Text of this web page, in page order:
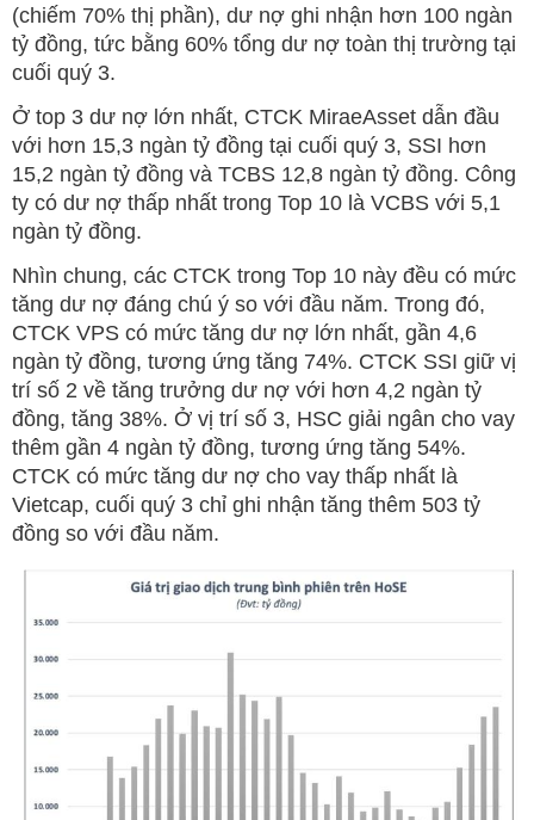
(chiếm 70% thị phần), dư nợ ghi nhận hơn 100 ngàn
tỷ đồng, tức bằng 60% tổng dư nợ toàn thị trường tại
cuối quý 3.
Ở top 3 dư nợ lớn nhất, CTCK MiraeAsset dẫn đầu
với hơn 15,3 ngàn tỷ đồng tại cuối quý 3, SSI hơn
15,2 ngàn tỷ đồng và TCBS 12,8 ngàn tỷ đồng. Công
ty có dư nợ thấp nhất trong Top 10 là VCBS với 5,1
ngàn tỷ đồng.
Nhìn chung, các CTCK trong Top 10 này đều có mức
tăng dư nợ đáng chú ý so với đầu năm. Trong đó,
CTCK VPS có mức tăng dư nợ lớn nhất, gần 4,6
ngàn tỷ đồng, tương ứng tăng 74%. CTCK SSI giữ vị
trí số 2 về tăng trưởng dư nợ với hơn 4,2 ngàn tỷ
đồng, tăng 38%. Ở vị trí số 3, HSC giải ngân cho vay
thêm gần 4 ngàn tỷ đồng, tương ứng tăng 54%.
CTCK có mức tăng dư nợ cho vay thấp nhất là
Vietcap, cuối quý 3 chỉ ghi nhận tăng thêm 503 tỷ
đồng so với đầu năm.